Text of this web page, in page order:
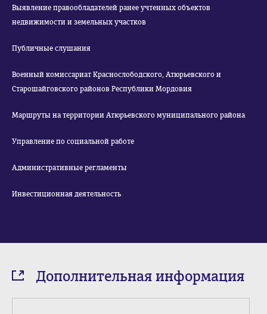
Выявление правообладателей ранее учтенных объектов
недвижимости и земельных участков
Публичные слушания
Военный комиссариат Краснослободского, Атюрьевского и
Старошайговского районов Республики Мордовия
Маршруты на территории Атюрьевского муниципального района
Управление по социальной работе
Административные регламенты
Инвестиционная деятельность
Дополнительная информация